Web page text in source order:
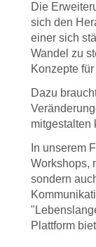
Die
sich den
einer sich
Wandel zu
Konzepte
Dazu
mitgestalten
In unserem
Workshops,
sondern
Plattform